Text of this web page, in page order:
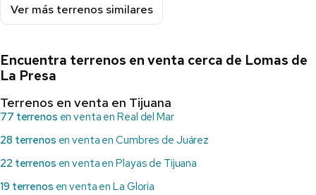
Ver más terrenos similares
Encuentra terrenos en venta cerca de Lomas de
La Presa
Terrenos en venta en Tijuana
77 terrenos en venta en Real del Mar
28 terrenos en venta en Cumbres de Juárez
22 terrenos en venta en Playas de Tijuana
19 terrenos en venta en La Gloria